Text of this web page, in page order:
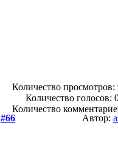
Количество просмотров:
Количество голосов:
Количество
#66 Автор: